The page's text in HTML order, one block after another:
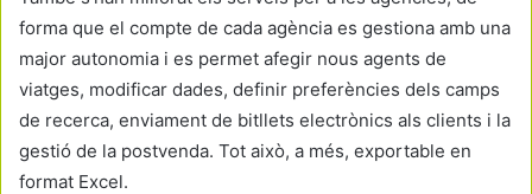
forma que el compte de cada agència es gestiona amb una
major autonomia i es permet afegir nous agents de
viatges, modificar dades, definir preferències dels camps
de recerca, enviament de bitllets electrònics als clients i la
gestió de la postvenda. Tot això, a més, exportable en
format Excel.